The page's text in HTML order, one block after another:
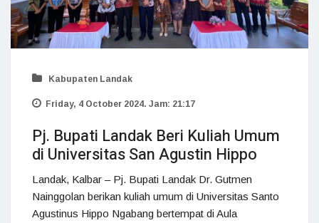
Kabupaten Landak
Friday, 4 October 2024. Jam: 21:17
Pj. Bupati Landak Beri Kuliah Umum
di Universitas San Agustin Hippo
Landak, Kalbar – Pj. Bupati Landak Dr. Gutmen
Nainggolan berikan kuliah umum di Universitas Santo
Agustinus Hippo Ngabang bertempat di Aula